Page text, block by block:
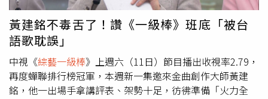
後，換了衣服的朱海君才下車，該名男子陪伴去車站乘車。
進站前遇到同場演出的翁立友，2人聊了一下才進站乘車。
讀者在電影院巧遇朱海君。（圖／讀者提供）此外，本刊讀
者4月8日也直擊朱海君現身電影《高雄有顆藍寶石》的首映
會，只見她頭上戴著大髮箍，並相當低調地戴上口罩，她也
跟同樣來觀賞電影的康康與孔鏘聊天，心情看起來還算放
鬆。不過朱海君沒有放下警惕，見到讀者的手機還揮手要他
黃建銘不毒舌了！讚《一級棒》班底「被台
語歌耽誤」
中視《綜藝一級棒》上週六（11日）節目播出收視率2.79，
再度蟬聯排行榜冠軍，本週新一集邀來金曲創作大師黃建
銘，他一出場手拿講評表、架勢十足，彷彿準備「火力全